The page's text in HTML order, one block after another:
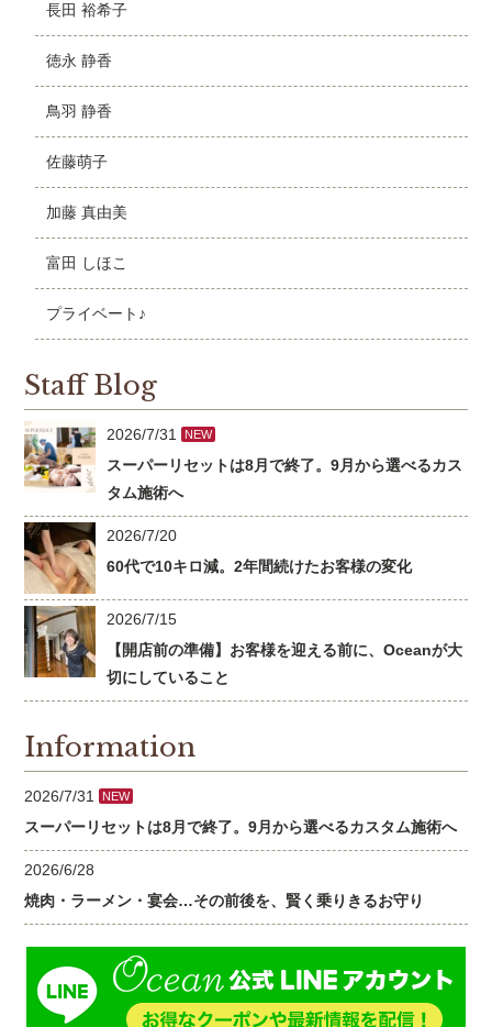
長田 裕希子
徳永 静香
鳥羽 静香
佐藤萌子
加藤 真由美
富田 しほこ
プライベート♪
Staff Blog
2026/7/31 NEW
スーパーリセットは8月で終了。9月から選べるカス
タム施術へ
2026/7/20
60代で10キロ減。2年間続けたお客様の変化
2026/7/15
【開店前の準備】お客様を迎える前に、Oceanが大
切にしていること
Information
2026/7/31 NEW
スーパーリセットは8月で終了。9月から選べるカスタム施術へ
2026/6/28
焼肉・ラーメン・宴会…その前後を、賢く乗りきるお守り